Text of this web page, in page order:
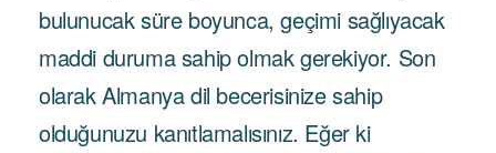
bulunucak süre boyunca, geçimi sağlıyacak
maddi duruma sahip olmak gerekiyor. Son
olarak Almanya dil becerisinize sahip
olduğunuzu kanıtlamalısınız. Eğer ki